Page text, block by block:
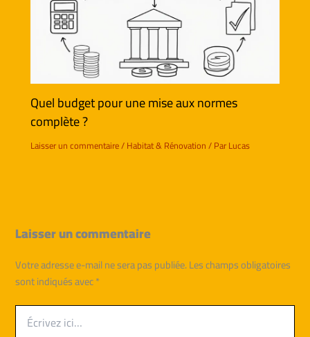
Quel budget pour une mise aux normes
complète ?
Laisser un commentaire/Habitat & Rénovation/ ParLucas
Laisser un commentaire
Votre adresse e-mail ne sera pas publiée.Les champs obligatoires
sont indiqués avec*
Écrivez
ici…